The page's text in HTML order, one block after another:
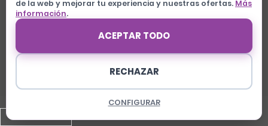
960 624 225
¿Hacéis lonas con mi diseño o diseñáis
de la web y mejorar tu experiencia y nuestras ofertas. Más
información.
CONFIGURAR
RECHAZAR
ACEPTAR TODO